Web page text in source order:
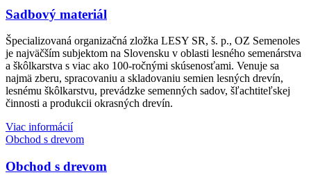
Sadbový materiál
Špecializovaná organizačná zložka LESY SR, š. p., OZ Semenoles
je najväčším subjektom na Slovensku v oblasti lesného semenárstva
a škôlkarstva s viac ako 100-ročnými skúsenosťami. Venuje sa
najmä zberu, spracovaniu a skladovaniu semien lesných drevín,
lesnému škôlkarstvu, prevádzke semenných sadov, šľachtiteľskej
činnosti a produkcii okrasných drevín.
Viac informácií
Obchod s drevom
Obchod s drevom